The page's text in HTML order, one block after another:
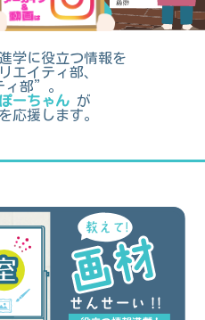
学に役立つ情報を
エイティ部、
部”。
ーちゃん が
応援します。